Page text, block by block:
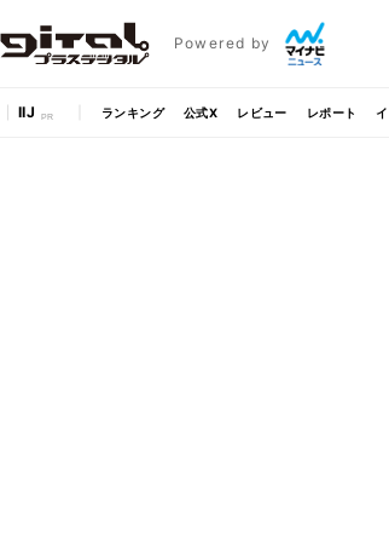
Powered by
IIJ ランキング 公式X レビュー レポート